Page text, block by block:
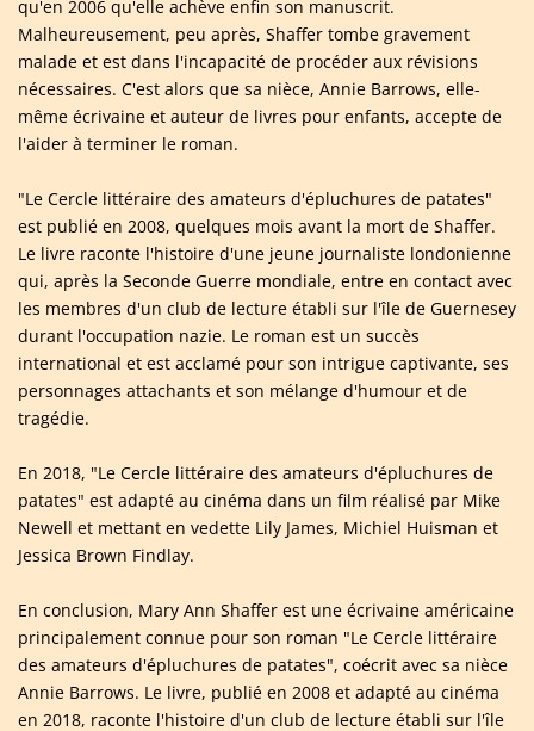
qu'en 2006 qu'elle achève enfin son manuscrit.
Malheureusement, peu après, Shaffer tombe gravement
malade et est dans l'incapacité de procéder aux révisions
nécessaires. C'est alors que sa nièce, Annie Barrows, elle-
même écrivaine et auteur de livres pour enfants, accepte de
l'aider à terminer le roman.
"Le Cercle littéraire des amateurs d'épluchures de patates"
est publié en 2008, quelques mois avant la mort de Shaffer.
Le livre raconte l'histoire d'une jeune journaliste londonienne
qui, après la Seconde Guerre mondiale, entre en contact avec
les membres d'un club de lecture établi sur l'île de Guernesey
durant l'occupation nazie. Le roman est un succès
international et est acclamé pour son intrigue captivante, ses
personnages attachants et son mélange d'humour et de
tragédie.
En 2018, "Le Cercle littéraire des amateurs d'épluchures de
patates" est adapté au cinéma dans un film réalisé par Mike
Newell et mettant en vedette Lily James, Michiel Huisman et
Jessica Brown Findlay.
En conclusion, Mary Ann Shaffer est une écrivaine américaine
principalement connue pour son roman "Le Cercle littéraire
des amateurs d'épluchures de patates", coécrit avec sa nièce
Annie Barrows. Le livre, publié en 2008 et adapté au cinéma
en 2018, raconte l'histoire d'un club de lecture établi sur l'île